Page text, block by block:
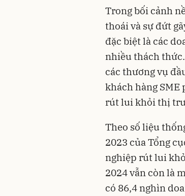
Trong bối cảnh
thoái và sự đứt
đặc biệt là các
nhiều thách
các thương vụ
khách hàng SME
rút lui khỏi thị
Theo số liệu
2023 của Tổng
nghiệp rút lui
2024 vẫn còn là
có 86,4 nghìn